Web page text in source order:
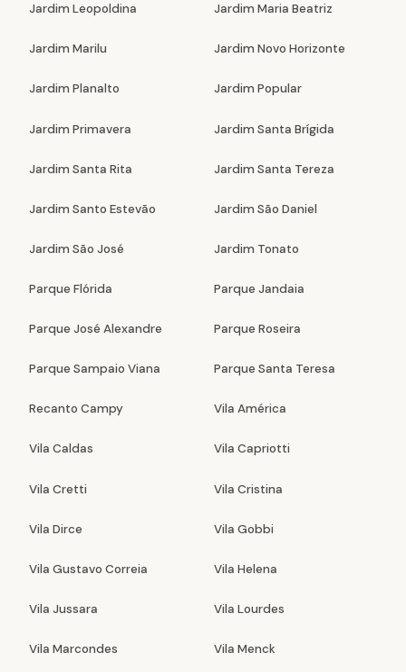
Jardim Leopoldina Jardim Maria Beatriz
Jardim Marilu Jardim Novo Horizonte
Jardim Planalto Jardim Popular
Jardim Primavera Jardim Santa Brígida
Jardim Santa Rita Jardim Santa Tereza
Jardim Santo Estevão Jardim São Daniel
Jardim São José Jardim Tonato
Parque Flórida Parque Jandaia
Parque José Alexandre Parque Roseira
Parque Sampaio Viana Parque Santa Teresa
Recanto Campy Vila América
Vila Caldas Vila Capriotti
Vila Cretti Vila Cristina
Vila Dirce Vila Gobbi
Vila Gustavo Correia Vila Helena
Vila Jussara Vila Lourdes
Vila Marcondes Vila Menck